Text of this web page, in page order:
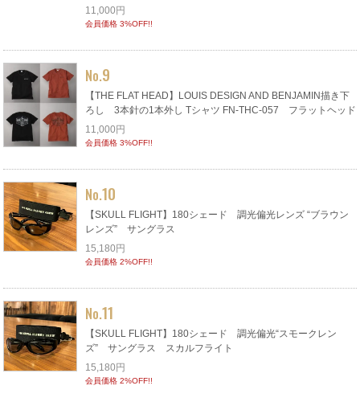
11,000円
会員価格 3%OFF!!
No.9
【THE FLAT HEAD】LOUIS DESIGN AND BENJAMIN描き下
ろし 3本針の1本外し Tシャツ FN-THC-057 フラットヘッド
11,000円
会員価格 3%OFF!!
No.10
【SKULL FLIGHT】180シェード 調光偏光レンズ “ブラウン
レンズ” サングラス
15,180円
会員価格 2%OFF!!
No.11
【SKULL FLIGHT】180シェード 調光偏光“スモークレン
ズ” サングラス スカルフライト
15,180円
会員価格 2%OFF!!